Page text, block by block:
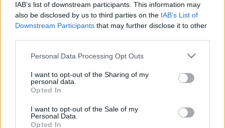
IAB’s list of downstream participants. This information may
also be disclosed by us to third parties on the IAB’s List of
Downstream Participants that may further disclose it to other
Please note that this website/app uses one or more Google
not limited to your visit or usage behaviour. You may click to
grant or deny consent to Google and its third-party tags to
use your data for below specified purposes in below Google
consent section.
Personal Data Processing Opt Outs
I want to opt-out of the Sharing of my
personal data.
Opted In
I want to opt-out of the Sale of my
Personal Data.
Opted In